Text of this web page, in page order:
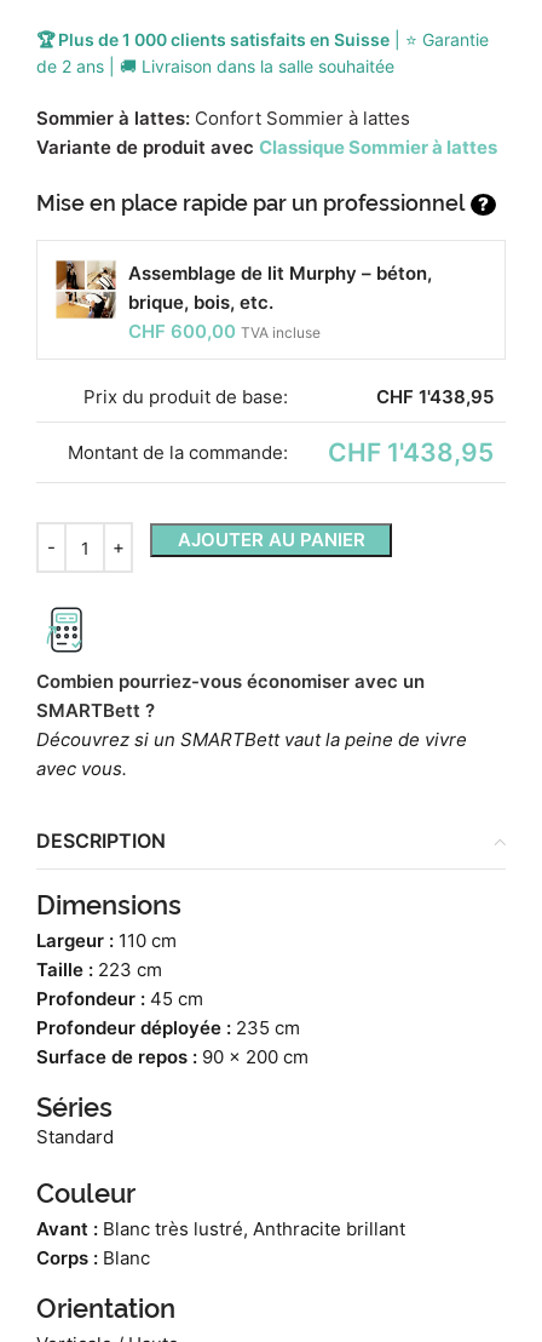
🏆 Plus de 1 000 clients satisfaits en Suisse | ⭐ Garantie
de 2 ans | 🚚 Livraison dans la salle souhaitée
Sommier à lattes: Confort Sommier à lattes
Variante de produit avec Classique Sommier à lattes
Mise en place rapide par un professionnel ?
Assemblage de lit Murphy – béton,
brique, bois, etc.
CHF 600,00 TVA incluse
Prix ​​du produit de base: CHF 1'438,95
Montant de la commande: CHF 1'438,95
AJOUTER AU PANIER
Combien pourriez-vous économiser avec un
SMARTBett ?
Découvrez si un SMARTBett vaut la peine de vivre
avec vous.
DESCRIPTION
Dimensions
Largeur : 110 cm
Taille : 223 cm
Profondeur : 45 cm
Profondeur déployée : 235 cm
Surface de repos : 90 x 200 cm
Séries
Standard
Couleur
Avant : Blanc très lustré, Anthracite brillant
Corps : Blanc
Orientation